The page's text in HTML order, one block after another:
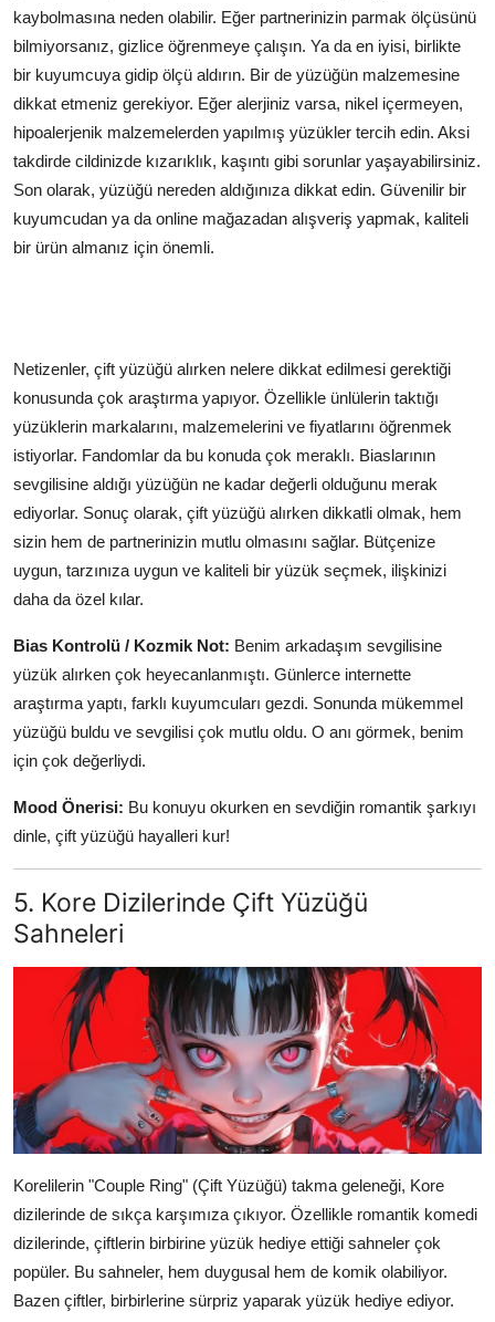
kaybolmasına neden olabilir. Eğer partnerinizin parmak ölçüsünü
bilmiyorsanız, gizlice öğrenmeye çalışın. Ya da en iyisi, birlikte
bir kuyumcuya gidip ölçü aldırın. Bir de yüzüğün malzemesine
dikkat etmeniz gerekiyor. Eğer alerjiniz varsa, nikel içermeyen,
hipoalerjenik malzemelerden yapılmış yüzükler tercih edin. Aksi
takdirde cildinizde kızarıklık, kaşıntı gibi sorunlar yaşayabilirsiniz.
Son olarak, yüzüğü nereden aldığınıza dikkat edin. Güvenilir bir
kuyumcudan ya da online mağazadan alışveriş yapmak, kaliteli
bir ürün almanız için önemli.
Netizenler, çift yüzüğü alırken nelere dikkat edilmesi gerektiği
konusunda çok araştırma yapıyor. Özellikle ünlülerin taktığı
yüzüklerin markalarını, malzemelerini ve fiyatlarını öğrenmek
istiyorlar. Fandomlar da bu konuda çok meraklı. Biaslarının
sevgilisine aldığı yüzüğün ne kadar değerli olduğunu merak
ediyorlar. Sonuç olarak, çift yüzüğü alırken dikkatli olmak, hem
sizin hem de partnerinizin mutlu olmasını sağlar. Bütçenize
uygun, tarzınıza uygun ve kaliteli bir yüzük seçmek, ilişkinizi
daha da özel kılar.
Bias Kontrolü / Kozmik Not: Benim arkadaşım sevgilisine
yüzük alırken çok heyecanlanmıştı. Günlerce internette
araştırma yaptı, farklı kuyumcuları gezdi. Sonunda mükemmel
yüzüğü buldu ve sevgilisi çok mutlu oldu. O anı görmek, benim
için çok değerliydi.
Mood Önerisi: Bu konuyu okurken en sevdiğin romantik şarkıyı
dinle, çift yüzüğü hayalleri kur!
5. Kore Dizilerinde Çift Yüzüğü
Sahneleri
Korelilerin "Couple Ring" (Çift Yüzüğü) takma geleneği, Kore
dizilerinde de sıkça karşımıza çıkıyor. Özellikle romantik komedi
dizilerinde, çiftlerin birbirine yüzük hediye ettiği sahneler çok
popüler. Bu sahneler, hem duygusal hem de komik olabiliyor.
Bazen çiftler, birbirlerine sürpriz yaparak yüzük hediye ediyor.